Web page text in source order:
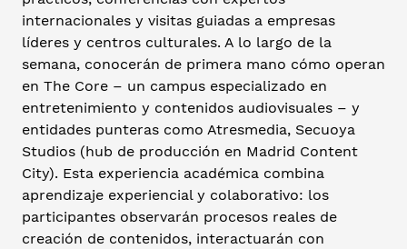
internacionales y visitas guiadas a empresas
líderes y centros culturales. A lo largo de la
semana, conocerán de primera mano cómo operan
en The Core – un campus especializado en
entretenimiento y contenidos audiovisuales – y
entidades punteras como Atresmedia, Secuoya
Studios (hub de producción en Madrid Content
City). Esta experiencia académica combina
aprendizaje experiencial y colaborativo: los
participantes observarán procesos reales de
creación de contenidos, interactuarán con